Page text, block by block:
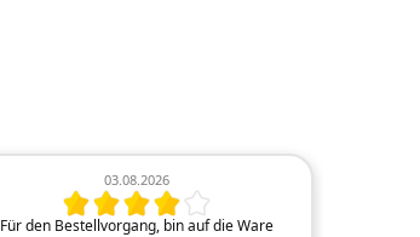
03.08.2026
Für den Bestellvorgang, bin auf die Ware